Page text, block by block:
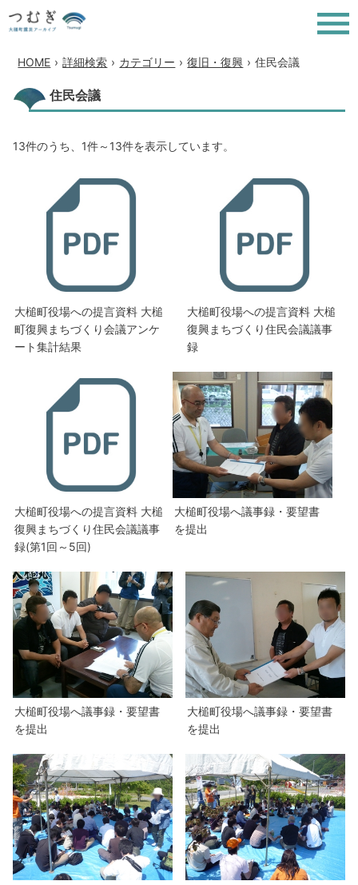
HOME › 詳細検索 › カテゴリー › 復旧・復興 › 住民会議
住民会議
13件のうち、1件～13件を表示しています。
大槌町役場への提言資料 大槌
町復興まちづくり会議アンケ
ート集計結果
大槌町役場への提言資料 大槌
復興まちづくり住民会議議事
録
大槌町役場への提言資料 大槌
復興まちづくり住民会議議事
録(第1回～5回)
大槌町役場へ議事録・要望書
を提出
大槌町役場へ議事録・要望書
を提出
大槌町役場へ議事録・要望書
を提出